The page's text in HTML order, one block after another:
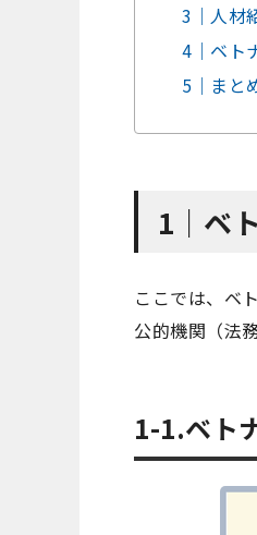
3｜人材
4｜ベト
5｜まと
1｜ベ
ここでは、ベ
公的機関（法
1-1.ベト